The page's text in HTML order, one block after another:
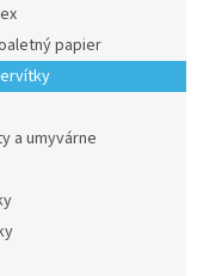
papier
a umyvárne